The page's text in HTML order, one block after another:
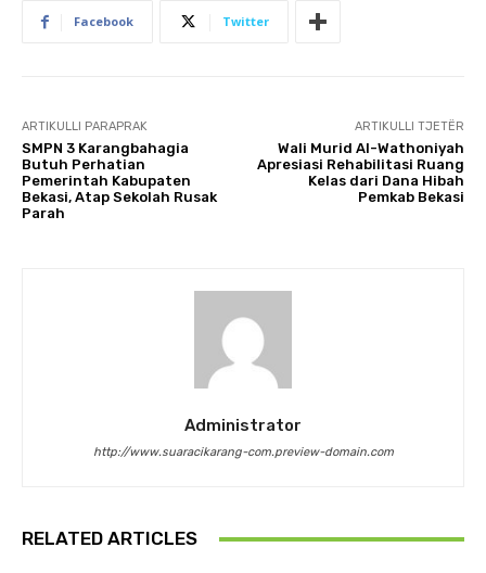
Facebook Twitter
ARTIKULLI PARAPRAK
SMPN 3 Karangbahagia
Butuh Perhatian
Pemerintah Kabupaten
Bekasi, Atap Sekolah Rusak
Parah
ARTIKULLI TJETËR
Wali Murid Al-Wathoniyah
Apresiasi Rehabilitasi Ruang
Kelas dari Dana Hibah
Pemkab Bekasi
Administrator
http://www.suaracikarang-com.preview-domain.com
RELATED ARTICLES